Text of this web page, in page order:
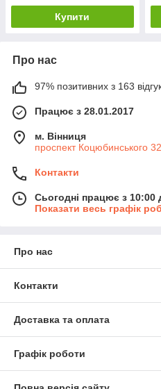
Купити
Про нас
97% позитивних з 163
Працює з 28.01.2017
м. Вінниця
проспект Коцюбинського
Контакти
Сьогодні працює з 10:00
Показати весь графік
Про нас
Контакти
Доставка та оплата
Графік роботи